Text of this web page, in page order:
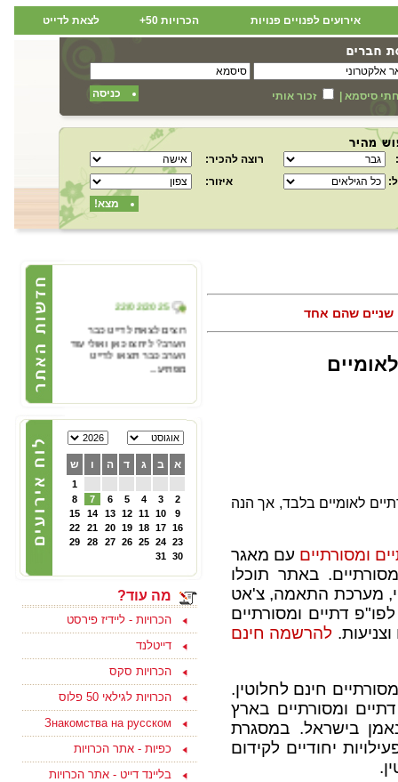
אירועים לפנויים פנויות הכרויות 50+ לצאת לדייט
סיסמא זכור אותי כניסה
רוצה להכיר:
איזור:
מצא!
שניים שהם אחד
לאומיים בלבד, אך הנה
ומסורתיים עם מאגר
באתר תוכלו
מערכת התאמה, צ'אט
דתיים ומסורתיים
להרשמה חינם
חינם לחלוטין.
דתיים ומסורתיים בארץ
בישראל. במסגרת
יחודיים לקידום
רוצים לצאת לדייט כבר
הערב? ליחצו כאן ואולי עוד
הערב כבר תצאו לדייט
מפתיע...
הכרויות לפרק ב' - קבוצת
פייסבוק תוססת ופעילה
לגרושים וגרושות שמחפשים
הכרות לפרק ב - להצטרפות
05/10/2024
צוות האתר מאחל לכם
ולמשפחתכם, שתהיה שנה
בשורות טובות, שקט ושלווה
ושכל החטופים יחזרו
במהרה לביתם
15/09/2023
בסוף שבוע בים המלח
נוספים ליחצו כאן
א ב ג ד ה ו ש
1
2
3
4
5
6
7
8
9
10
11
12
13
14
15
16
17
18
19
20
21
22
23
24
25
26
27
28
29
30
31
מה עוד?
הכרויות - ליידיז פירסט
דייטלנד
הכרויות סקס
הכרויות לגילאי 50 פלוס
Знакомства на русском
כפיות - אתר הכרויות
בליינד דייט - אתר הכרויות